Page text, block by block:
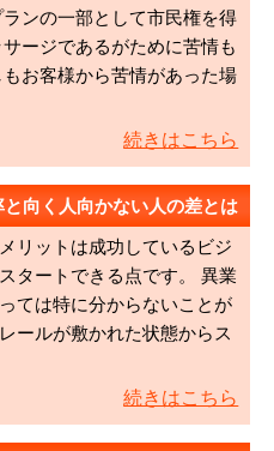
ンの一部として市民権を得
ージであるがために苦情も
お客様から苦情があった場
続きはこちら
向く人向かない人の差とは
リットは成功しているビジ
タートできる点です。 異業
ては特に分からないことが
ールが敷かれた状態からス
続きはこちら